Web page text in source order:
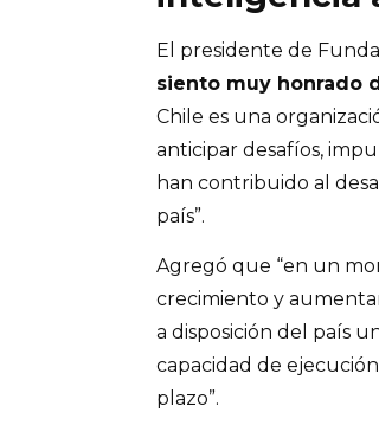
El presidente de
siento muy honrado
Chile es una
anticipar desafíos,
han contribuido al
país”.
Agregó que “en un
crecimiento y
a disposición del país
capacidad de
plazo”.